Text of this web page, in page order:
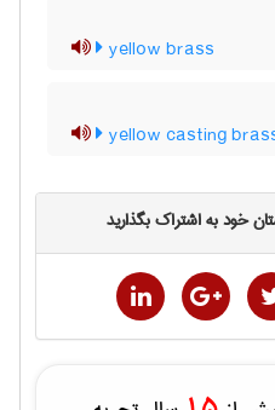
yellow brass
yellow casting
خود به اشتراک بگذارید